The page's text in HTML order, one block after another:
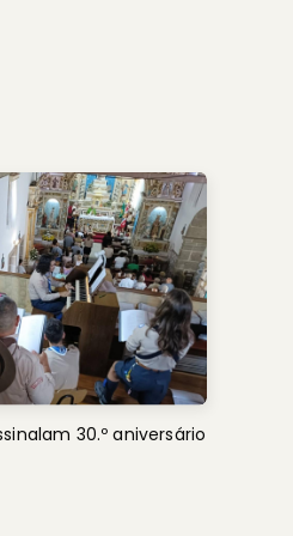
30.º aniversário